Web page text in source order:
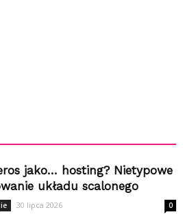
jako… hosting? Nietypowe
układu scalonego
30 lipca 2026 0